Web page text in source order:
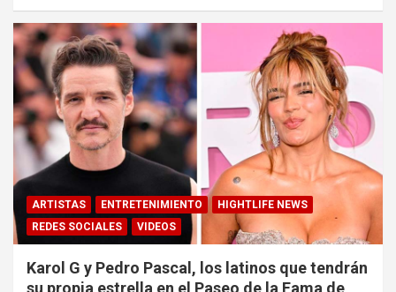
ARTISTAS ENTRETENIMIENTO
HIGHTLIFE NEWS
REDES SOCIALES
VIDEOS
Karol G y Pedro Pascal, los latinos que tendrán
su propia estrella en el Paseo de la Fama de